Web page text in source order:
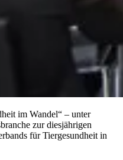
im Wandel“ – unter
zur diesjährigen
für Tiergesundheit in